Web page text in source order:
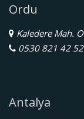
Ordu
Kaledere Mah.
0530 821 42 52
Antalya